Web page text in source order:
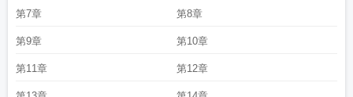
第7章 第8章
第9章 第10章
第11章 第12章